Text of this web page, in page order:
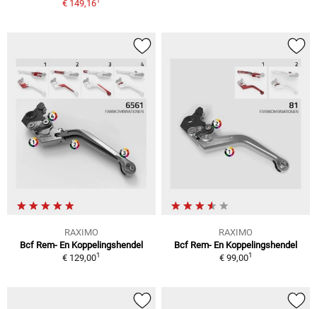
€ 149,16
RAXIMO
Bcf Rem- En Koppelingshendel
€ 129,001
RAXIMO
Bcf Rem- En Koppelingshendel
€ 99,001